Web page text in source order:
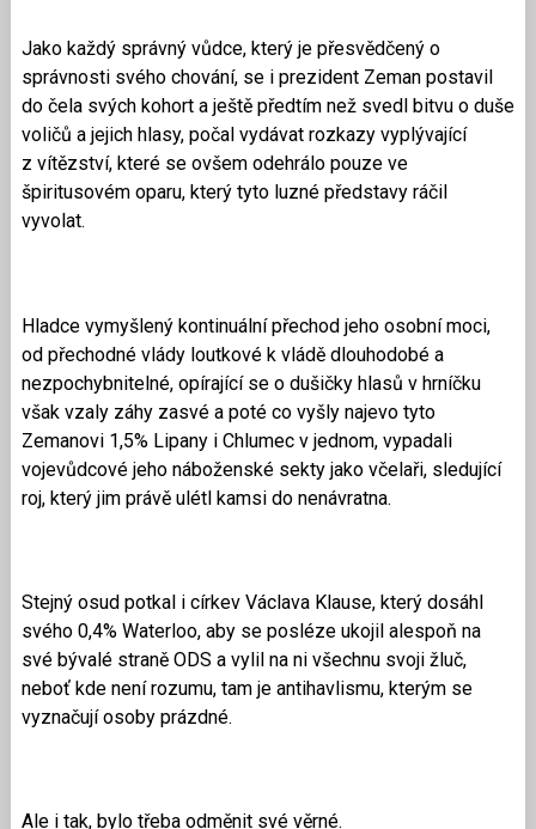
Jako každý správný vůdce, který je přesvědčený o
správnosti svého chování, se i prezident Zeman postavil
do čela svých kohort a ještě předtím než svedl bitvu o duše
voličů a jejich hlasy, počal vydávat rozkazy vyplývající
z vítězství, které se ovšem odehrálo pouze ve
špiritusovém oparu, který tyto luzné představy ráčil
vyvolat.
Hladce vymyšlený kontinuální přechod jeho osobní moci,
od přechodné vlády loutkové k vládě dlouhodobé a
nezpochybnitelné, opírající se o dušičky hlasů v hrníčku
však vzaly záhy zasvé a poté co vyšly najevo tyto
Zemanovi 1,5% Lipany i Chlumec v jednom, vypadali
vojevůdcové jeho náboženské sekty jako včelaři, sledující
roj, který jim právě ulétl kamsi do nenávratna.
Stejný osud potkal i církev Václava Klause, který dosáhl
svého 0,4% Waterloo, aby se posléze ukojil alespoň na
své bývalé straně ODS a vylil na ni všechnu svoji žluč,
neboť kde není rozumu, tam je antihavlismu, kterým se
vyznačují osoby prázdné.
Ale i tak, bylo třeba odměnit své věrné.